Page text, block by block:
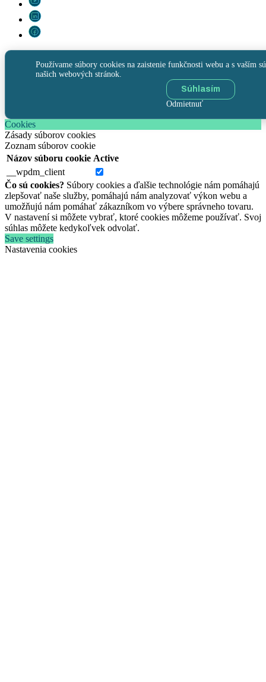
Používame súbory cookies na zaistenie funkčnosti webu a s vaším
našich webových stránok.
Súhlasím
Odmietnuť
Cookies
Zásady súborov cookies
Zoznam súborov cookie
Názov súboru cookie Active
__wpdm_client
Čo sú cookies? Súbory cookies a ďalšie technológie nám pomáhajú
zlepšovať naše služby, pomáhajú nám analyzovať výkon webu a
umožňujú nám pomáhať zákazníkom vo výbere správneho tovaru.
V nastavení si môžete vybrať, ktoré cookies môžeme používať. Svoj
súhlas môžete kedykoľvek odvolať.
Save settings
Nastavenia cookies